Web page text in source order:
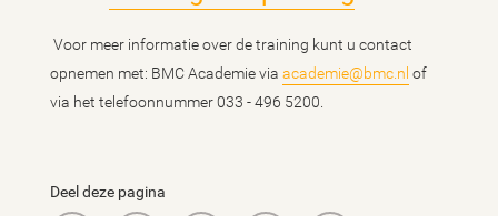
Voor meer informatie over de training kunt u contact
opnemen met: BMC Academie via academie@bmc.nl of
via het telefoonnummer 033 - 496 5200.
Deel deze pagina